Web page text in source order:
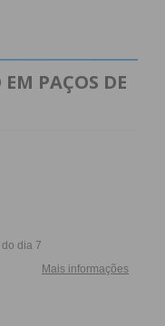
PAÇOS DE